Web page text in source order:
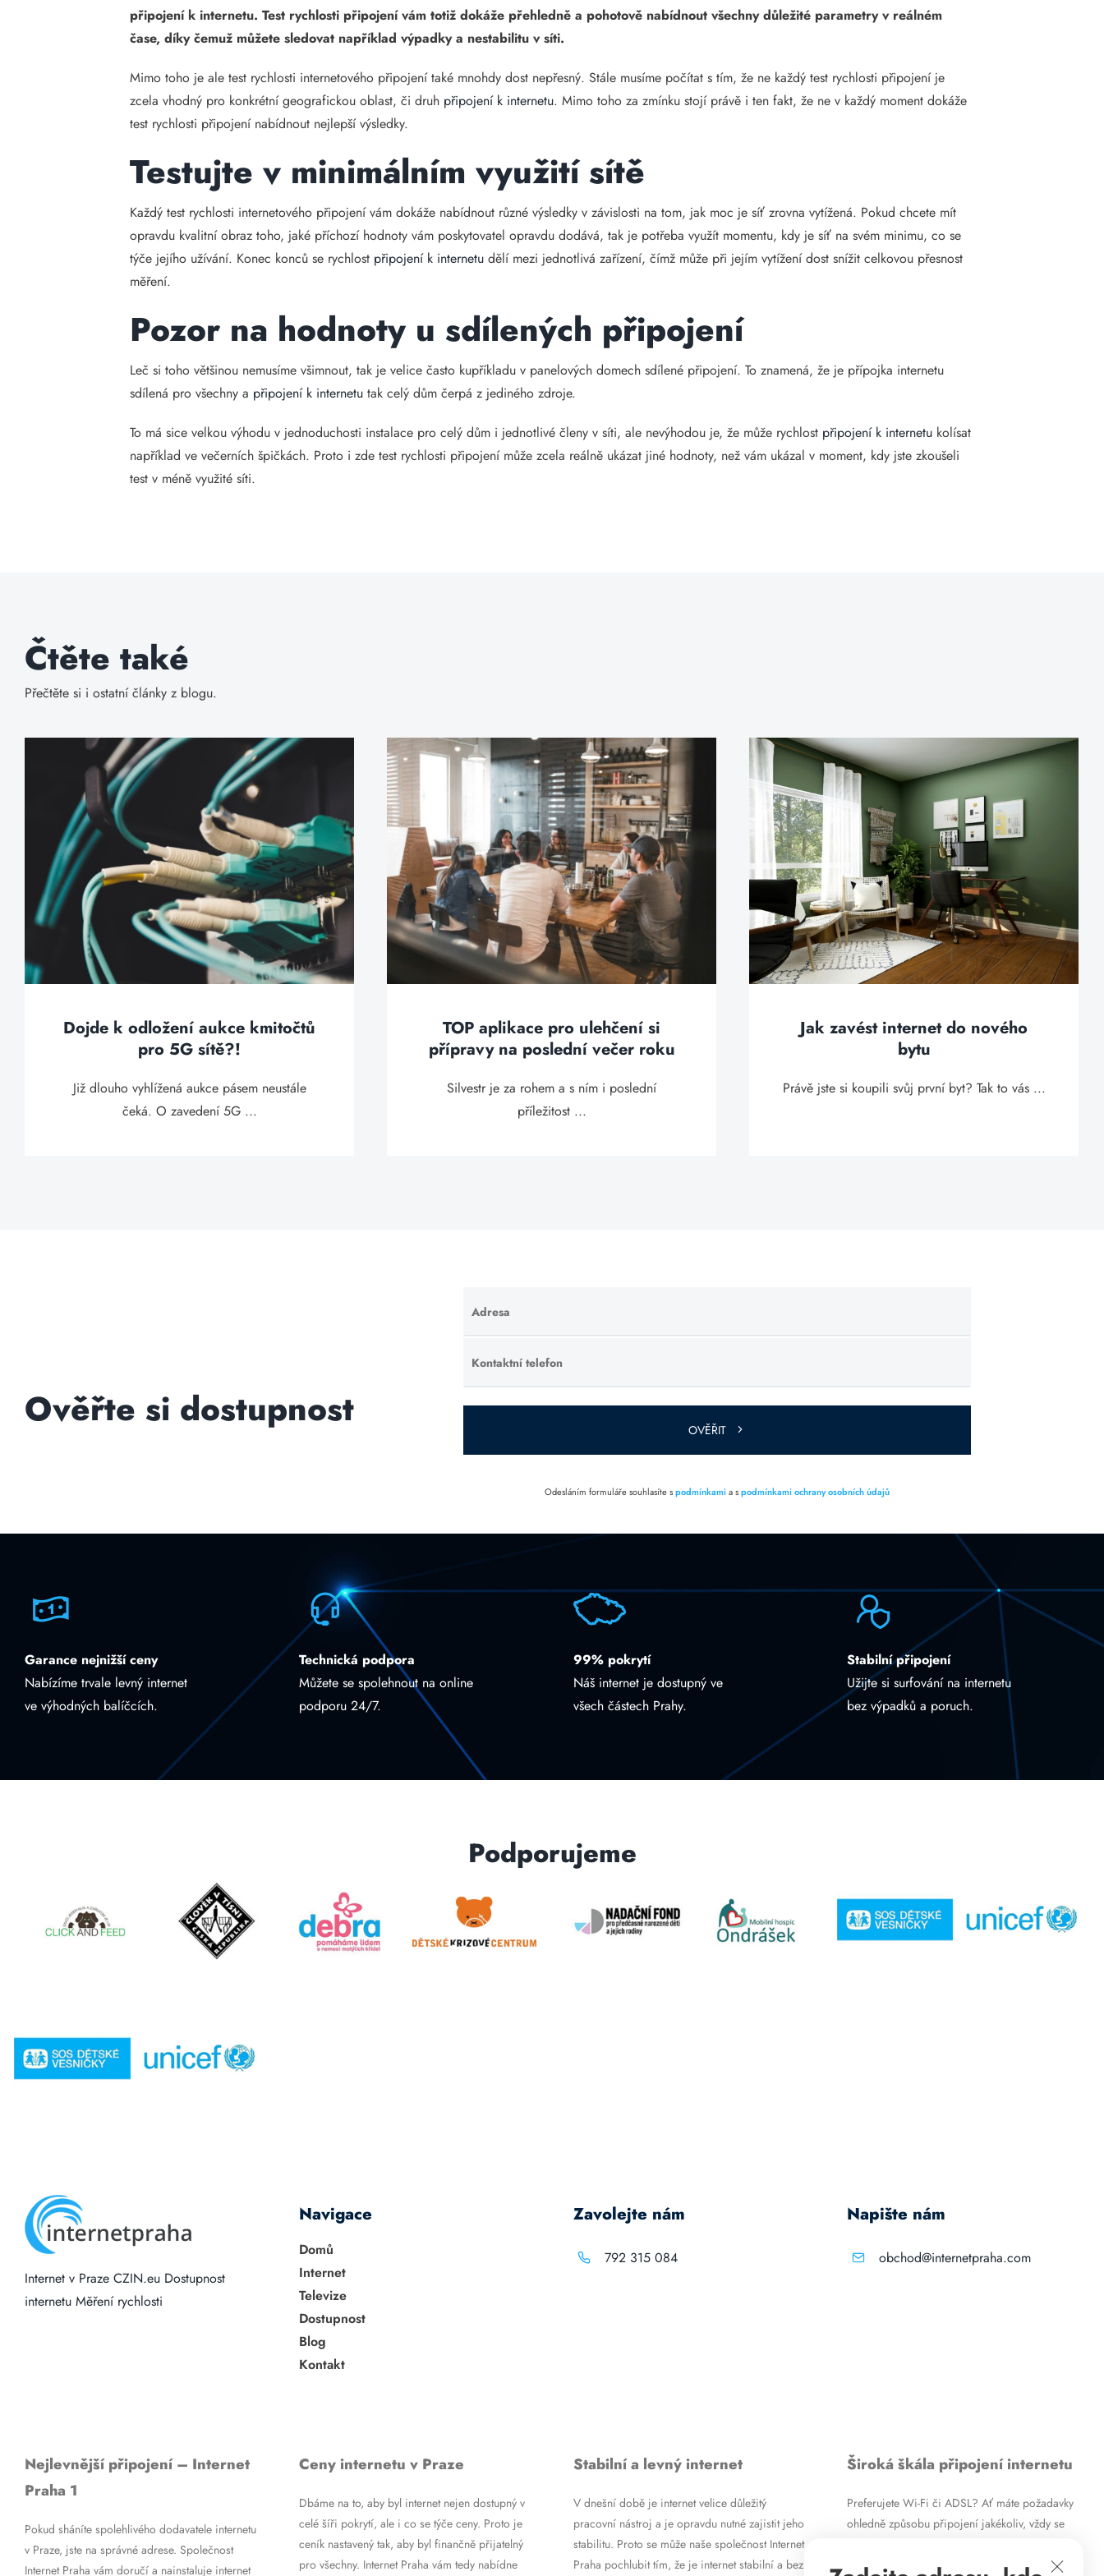
připojení k internetu. Test rychlosti připojení vám totiž dokáže přehledně a pohotově nabídnout všechny důležité parametry v reálném
čase, díky čemuž můžete sledovat například výpadky a nestabilitu v síti.
Mimo toho je ale test rychlosti internetového připojení také mnohdy dost nepřesný. Stále musíme počítat s tím, že ne každý test rychlosti připojení je
zcela vhodný pro konkrétní geografickou oblast, či druh připojení k internetu. Mimo toho za zmínku stojí právě i ten fakt, že ne v každý moment dokáže
test rychlosti připojení nabídnout nejlepší výsledky.
Testujte v minimálním využití sítě
Každý test rychlosti internetového připojení vám dokáže nabídnout různé výsledky v závislosti na tom, jak moc je síť zrovna vytížená. Pokud chcete mít
opravdu kvalitní obraz toho, jaké příchozí hodnoty vám poskytovatel opravdu dodává, tak je potřeba využít momentu, kdy je síť na svém minimu, co se
týče jejího užívání. Konec konců se rychlost připojení k internetu dělí mezi jednotlivá zařízení, čímž může při jejím vytížení dost snížit celkovou přesnost
měření.
Pozor na hodnoty u sdílených připojení
Leč si toho většinou nemusíme všimnout, tak je velice často kupříkladu v panelových domech sdílené připojení. To znamená, že je přípojka internetu
sdílená pro všechny a připojení k internetu tak celý dům čerpá z jediného zdroje.
To má sice velkou výhodu v jednoduchosti instalace pro celý dům i jednotlivé členy v síti, ale nevýhodou je, že může rychlost připojení k internetu kolísat
například ve večerních špičkách. Proto i zde test rychlosti připojení může zcela reálně ukázat jiné hodnoty, než vám ukázal v moment, kdy jste zkoušeli
test v méně využité síti.
Čtěte také
Přečtěte si i ostatní články z blogu.
Dojde k odložení aukce kmitočtů
pro 5G sítě?!
Již dlouho vyhlížená aukce pásem neustále
čeká. O zavedení 5G ...
TOP aplikace pro ulehčení si
přípravy na poslední večer roku
Silvestr je za rohem a s ním i poslední
příležitost ...
Jak zavést internet do nového
bytu
Právě jste si koupili svůj první byt? Tak to vás ...
Ověřte si dostupnost
Adresa
Ponechte
toto pole
prázdné.
Kontaktní telefon
Ponechte
toto pole
prázdné.
OVĚŘIT
Odesláním formuláře souhlasíte spodmínkamia spodmínkami ochrany osobních údajů
Garance nejnižší ceny
Nabízíme trvale levný internet
ve výhodných balíčcích.
Technická podpora
Můžete se spolehnout na online
podporu 24/7.
99% pokrytí
Náš internet je dostupný ve
všech částech Prahy.
Stabilní připojení
Užijte si surfování na internetu
bez výpadků a poruch.
Podporujeme
Internet v Praze CZIN.eu Dostupnost
internetu Měření rychlosti
Navigace
Domů
Internet
Televize
Dostupnost
Blog
Kontakt
Zavolejte nám
792 315 084
Napište nám
obchod@internetpraha.com
Nejlevnější připojení – Internet
Praha 1
Pokud sháníte spolehlivého dodavatele internetu
v Praze, jste na správné adrese. Společnost
Internet Praha vám doručí a nainstaluje internet
Ceny internetu v Praze
Dbáme na to, aby byl internet nejen dostupný v
celé šíři pokrytí, ale i co se týče ceny. Proto je
ceník nastavený tak, aby byl finančně přijatelný
pro všechny. Internet Praha vám tedy nabídne
Stabilní a levný internet
V dnešní době je internet velice důležitý
pracovní nástroj a je opravdu nutné zajistit jeho
stabilitu. Proto se může naše společnost Internet
Praha pochlubit tím, že je internet stabilní a bez
Široká škála připojení internetu
Preferujete Wi-Fi či ADSL? Ať máte požadavky
ohledně způsobu připojení jakékoliv, vždy se
vysokorychlostního ADSL internetu nabízíme